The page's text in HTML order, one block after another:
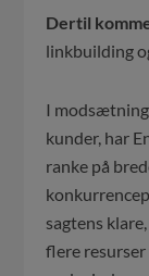
Dertil
linkbuilding
I modsætning
kunder, har
ranke på
sagtens
flere